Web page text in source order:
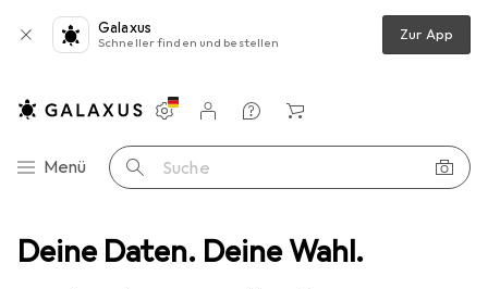
Deine Daten. Deine Wahl.
Galaxus
Schneller finden und bestellen Zur App
Navigation nach Kategorien
Menü Suche
Einstellungen
Kundenkonto
Vergleichslisten
Merklisten
Warenkorb
Hüllen + Schutz Notebooktasche Pedea Elegance Pro